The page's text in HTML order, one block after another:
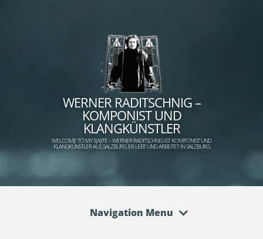
WERNER RADITSCHNIG –
KOMPONIST UND
KLANGKÜNSTLER
WELCOME TO MY S(A)ITE – WERNER RADITSCHNIG IST KOMPONIST UND
KLANGKÜNSTLER AUS SALZBURG. ER LEBT UND ARBEITET IN SALZBURG.
Navigation Menu